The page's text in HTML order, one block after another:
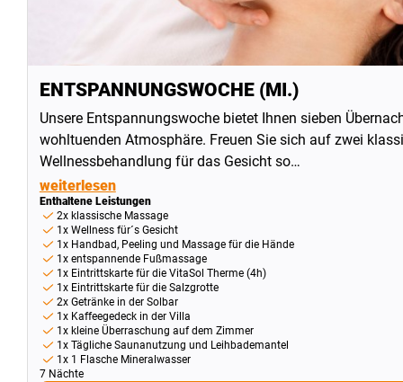
ENTSPANNUNGSWOCHE (MI.)
Unsere Entspannungswoche bietet Ihnen sieben
wohltuenden Atmosphäre. Freuen Sie sich auf zwei
Wellnessbehandlung für das Gesicht so…
weiterlesen
Enthaltene Leistungen
2x klassische Massage
1x Wellness für´s Gesicht
1x Handbad, Peeling und Massage für die Hände
1x entspannende Fußmassage
1x Eintrittskarte für die VitaSol Therme (4h)
1x Eintrittskarte für die Salzgrotte
2x Getränke in der Solbar
1x Kaffeegedeck in der Villa
1x kleine Überraschung auf dem Zimmer
1x Tägliche Saunanutzung und Leihbademantel
1x 1 Flasche Mineralwasser
7 Nächte